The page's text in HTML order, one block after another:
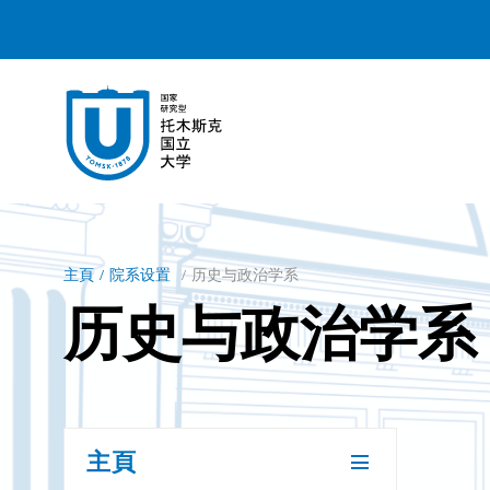
主頁 院系设置 历史与政治学系
历史与政治学系
主頁